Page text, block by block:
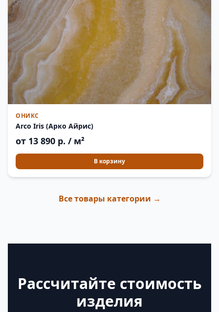
ОНИКС
Arco Iris (Арко Айрис)
от 13 890 р. / м²
В корзину
Все товары категории →
Рассчитайте стоимость
изделия